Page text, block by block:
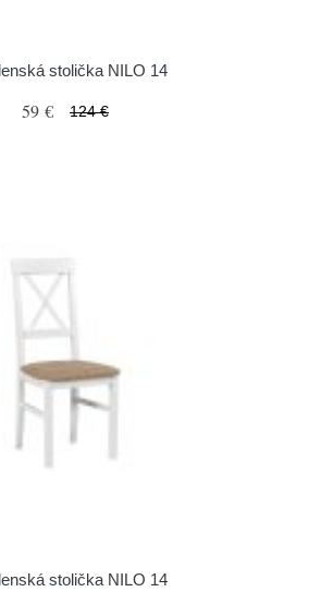
stolička NILO 14
59 € 124 €
stolička NILO 14